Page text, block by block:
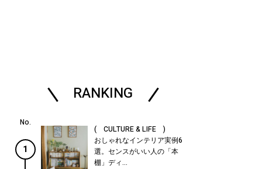
RANKING
1
( CULTURE & LIFE )
おしゃれなインテリア実例6
選。センスがいい人の「本
棚」ディ...